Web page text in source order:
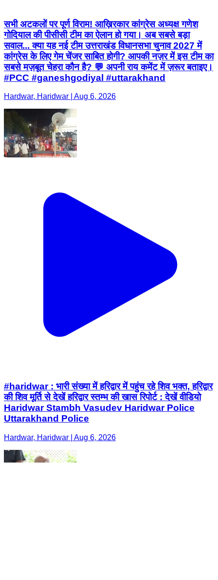
सभी अटकलों पर पूर्ण विराम! आख़िरकार कांग्रेस अध्यक्ष गणेश
गोदियाल की पीसीसी टीम का ऐलान हो गया। अब सबसे बड़ा
सवाल... क्या यह नई टीम उत्तराखंड विधानसभा चुनाव 2027 में
कांग्रेस के लिए गेम चेंजर साबित होगी? आपकी नज़र में इस टीम का
सबसे मज़बूत चेहरा कौन है? 💬 अपनी राय कमेंट में ज़रूर बताइए।
#PCC #ganeshgodiyal #uttarakhand
Hardwar, Haridwar | Aug 6, 2026
#haridwar : भारी संख्या में हरिद्वार में पहुंच रहे शिव भक्त, हरिद्वार
की शिव मूर्ति से देखें हरिद्वार स्तम्भ की खास रिपोर्ट : देखें वीडियो
Haridwar Stambh Vasudev Haridwar Police
Uttarakhand Police
Hardwar, Haridwar | Aug 6, 2026